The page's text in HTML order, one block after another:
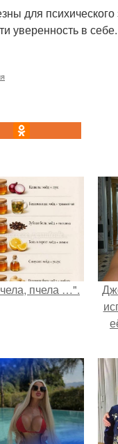
для
уверенность в себе.
пчела …".